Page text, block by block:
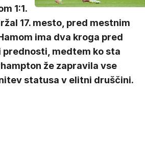
1:1.
17. mesto, pred mestnim
ima dva kroga pred
prednosti, medtem ko sta
že zapravila vse
statusa v elitni druščini.